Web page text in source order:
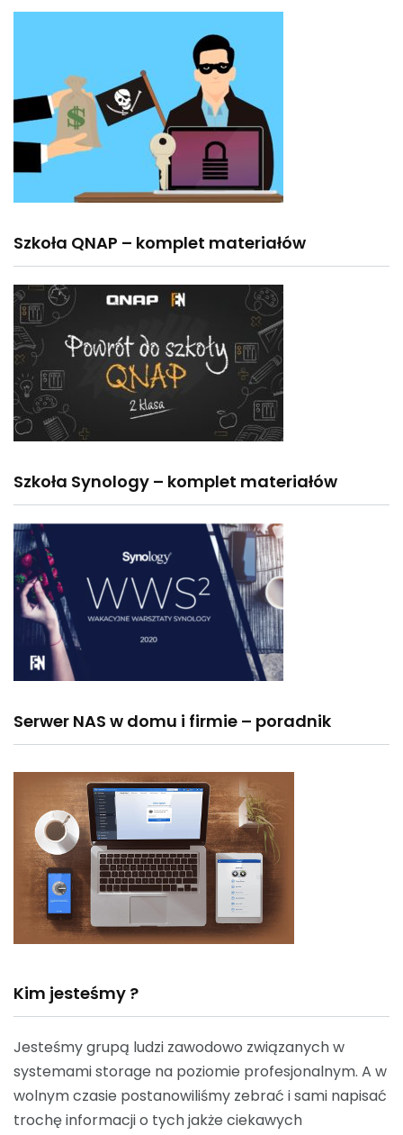
Szkoła QNAP – komplet materiałów
Szkoła Synology – komplet materiałów
Serwer NAS w domu i firmie – poradnik
Kim jesteśmy ?
Jesteśmy grupą ludzi zawodowo związanych w
systemami storage na poziomie profesjonalnym. A w
wolnym czasie postanowiliśmy zebrać i sami napisać
trochę informacji o tych jakże ciekawych